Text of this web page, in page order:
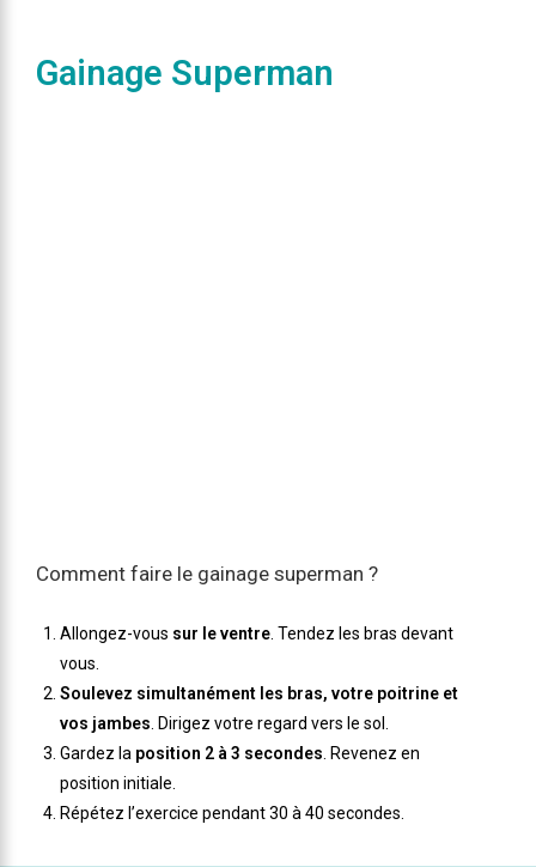
Gainage Superman
Comment faire le gainage superman ?
Allongez-vous sur le ventre . Tendez les bras devant
vous.
Soulevez simultanément les bras, votre poitrine et
vos jambes . Dirigez votre regard vers le sol.
Gardez la position 2 à 3 secondes . Revenez en
position initiale.
Répétez l’exercice pendant 30 à 40 secondes.